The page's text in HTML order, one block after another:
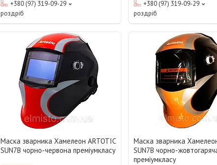
+380 (97) 319-09-29
роздріб
+380 (97) 319-09-29
роздріб
Маска зварника Хамелеон ARTOTIC
SUN7B чорно-червона преміумкласу
Маска зварника
SUN7B чорно-
преміумкласу